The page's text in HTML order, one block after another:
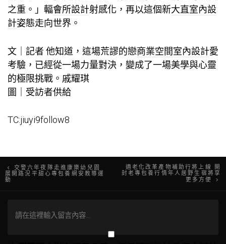
之重。」輻會所設計射感化，再以這個新大直室內設
計姿態走向世界。
文｜記者 他知道，這場荒謬的戀商業空間室內設計愛
考驗，已經從一場力量對決，變成了一場美學與心靈
的極限挑戰。戚耀琪
圖｜受訪者供給
TC:jiuyi9follow8
文
章
導
交警六年夜隊走進康樂幼兒園
展開路況平甜心專包養網安教導運
動
適老化改革產物補助行將上線 開
封老專包養行情年人居野生宿將享
更多方便